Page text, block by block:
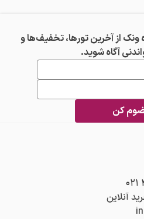
ونک از آخرین تورها، تخفیف‌ها و
آگاه شوید.
کن
آنلاین